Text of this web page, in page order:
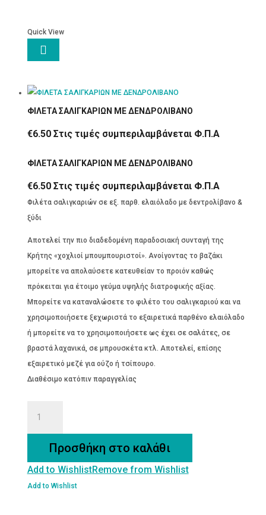
Quick View

ΦΙΛΕΤΑ ΣΑΛΙΓΚΑΡΙΩΝ ΜΕ ΔΕΝΔΡΟΛΙΒΑΝΟ
€6.50 Στις τιμές συμπεριλαμβάνεται Φ.Π.Α
ΦΙΛΕΤΑ ΣΑΛΙΓΚΑΡΙΩΝ ΜΕ ΔΕΝΔΡΟΛΙΒΑΝΟ
€6.50 Στις τιμές συμπεριλαμβάνεται Φ.Π.Α
Φιλέτα σαλιγκαριών σε εξ. παρθ. ελαιόλαδο με δεντρολίβανο &
ξύδι
Αποτελεί την πιο διαδεδομένη παραδοσιακή συνταγή της
Κρήτης «χοχλιοί μπουμπουριστοί». Ανοίγοντας το βαζάκι
μπορείτε να απολαύσετε κατευθείαν το προιόν καθώς
πρόκειται για έτοιμο γεύμα υψηλής διατροφικής αξίας.
Μπορείτε να καταναλώσετε το φιλέτο του σαλιγκαριού και να
χρησιμοποιήσετε ξεχωριστά το εξαιρετικά παρθένο ελαιόλαδο
ή μπορείτε να το χρησιμοποιήσετε ως έχει σε σαλάτες, σε
βραστά λαχανικά, σε μπρουσκέτα κτλ. Αποτελεί, επίσης
εξαιρετικό μεζέ για ούζο ή τσίπουρο.
Διαθέσιμο κατόπιν παραγγελίας
ΔΕΝΔΡΟΛΙΒΑΝΟ
ποσότητα
Προσθήκη στο καλάθι
Add to WishlistRemove from Wishlist
Add to Wishlist